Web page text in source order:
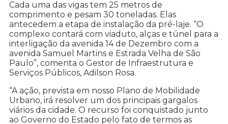
Cada uma das vigas tem 25 metros de
comprimento e pesam 30 toneladas. Elas
antecedem a etapa de instalação da pré-laje. “O
complexo contará com viaduto, alças e túnel para a
interligação da avenida 14 de Dezembro com a
avenida Samuel Martins e Estrada Velha de São
Paulo”, comenta o Gestor de Infraestrutura e
Serviços Públicos, Adilson Rosa.
“A ação, prevista em nosso Plano de Mobilidade
Urbano, irá resolver um dos principais gargalos
viários da cidade. O recurso foi conquistado junto
ao Governo do Estado pelo fato de termos as